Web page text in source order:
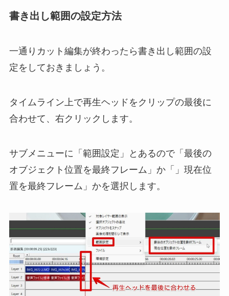
書き出し範囲の設定方法
一通りカット編集が終わったら書き出し範囲の設
定をしておきましょう。
タイムライン上で再生ヘッドをクリップの最後に
合わせて、右クリックします。
サブメニューに「範囲設定」とあるので「最後の
オブジェクト位置を最終フレーム」か「」現在位
置を最終フレーム」かを選択します。